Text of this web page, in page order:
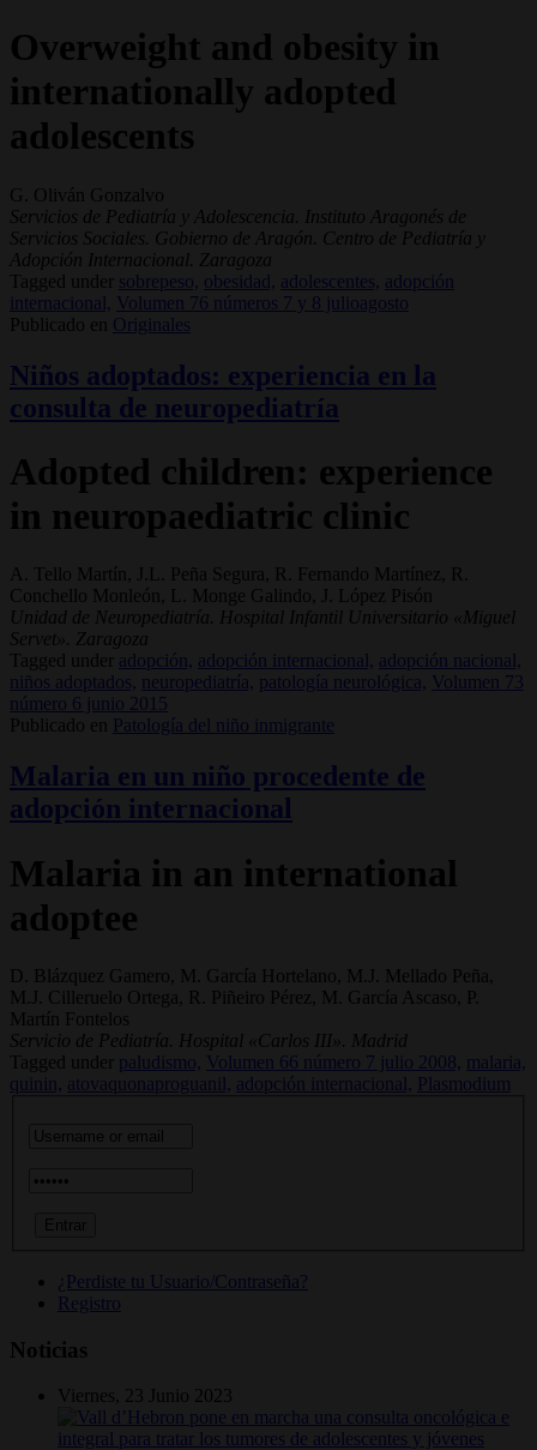
Overweight and obesity in
internationally adopted
adolescents
G. Oliván Gonzalvo
Servicios de Pediatría y Adolescencia. Instituto Aragonés de
Servicios Sociales. Gobierno de Aragón. Centro de Pediatría y
Adopción Internacional. Zaragoza
Tagged under
sobrepeso, obesidad, adolescentes, adopción
internacional,
Volumen 76 números 7 y 8 julioagosto
Publicado en
Originales
Niños adoptados: experiencia en la
consulta de neuropediatría
Adopted children: experience
in neuropaediatric clinic
A. Tello Martín, J.L. Peña Segura, R. Fernando Martínez, R.
Conchello Monleón, L. Monge Galindo, J. López Pisón
Unidad de Neuropediatría. Hospital Infantil Universitario «Miguel
Servet». Zaragoza
Tagged under
adopción, adopción internacional, adopción nacional,
niños adoptados,
neuropediatría, patología neurológica, Volumen 73
número 6 junio 2015
Publicado en Patología del niño inmigrante
Malaria en un niño procedente de
adopción internacional
Malaria in an international
adoptee
D. Blázquez Gamero, M. García Hortelano, M.J. Mellado Peña,
M.J. Cilleruelo Ortega, R. Piñeiro Pérez, M. García Ascaso, P.
Martín Fontelos
Servicio de Pediatría. Hospital «Carlos III». Madrid
Tagged under
paludismo, Volumen 66 número 7 julio 2008,
malaria,
quinin,
atovaquonaproguanil, adopción internacional, Plasmodium
¿Perdiste tu Usuario/Contraseña?
Registro
Noticias
Viernes, 23 Junio 2023